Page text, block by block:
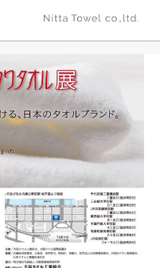
in東京 2020年1月31日(金).2月1